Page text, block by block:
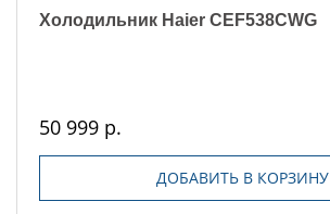
Холодильник Haier CEF538CWG
50 999 р.
ДОБАВИТЬ В КОРЗИНУ